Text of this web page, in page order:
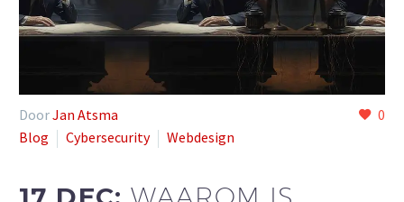
0
DoorJan Atsma
Blog
Cybersecurity Webdesign